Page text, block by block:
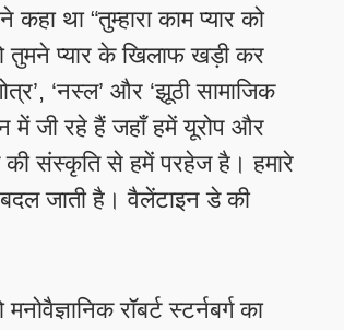
था “तुम्हारा काम प्यार को
तुमने प्यार के खिलाफ खड़ी कर
‘नस्ल’ और ‘झूठी सामाजिक
में जी रहे हैं जहाँ हमें यूरोप और
संस्कृति से हमें परहेज है। हमारे
जाती है। वैलेंटाइन डे की
रॉबर्ट स्टर्नबर्ग का